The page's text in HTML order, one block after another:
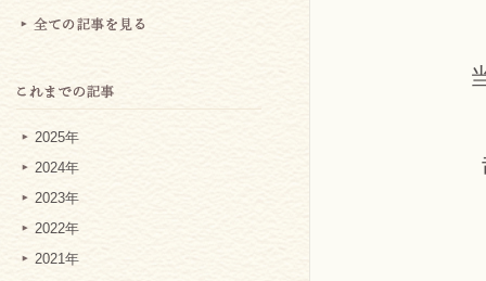
2025年
2024年
2023年
2022年
2021年